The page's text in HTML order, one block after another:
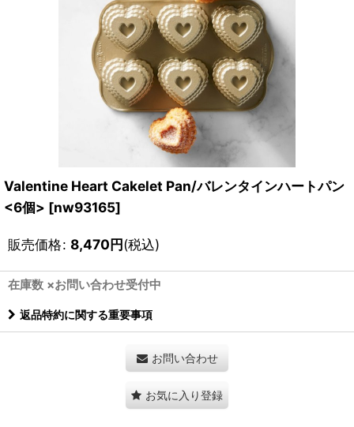
Valentine Heart Cakelet Pan/バレンタインハートパン
<6個> [nw93165]
販売価格: 8,470円(税込)
在庫数 ×お問い合わせ受付中
返品特約に関する重要事項
お問い合わせ
お気に入り登録